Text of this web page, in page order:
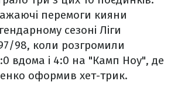
перемоги кияни
сезоні Ліги
98, коли розгромили
вдома і 4:0 на "Камп Ноу", де
оформив хет-трик.